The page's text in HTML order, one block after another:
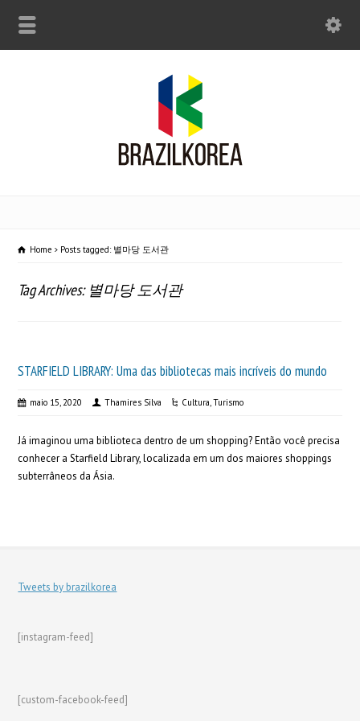
Home Posts tagged: 별마당 도서관
Tag Archives: 별마당 도서관
STARFIELD LIBRARY: Uma das bibliotecas mais incríveis do mundo
maio 15, 2020 Thamires Silva Cultura,Turismo
Já imaginou uma biblioteca dentro de um shopping? Então você precisa
conhecer a Starfield Library, localizada em um dos maiores shoppings
subterrâneos da Ásia.
Tweets by brazilkorea
[instagram-feed]
[custom-facebook-feed]